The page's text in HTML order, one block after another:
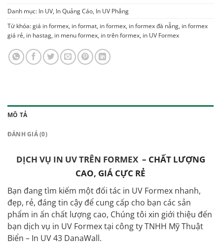
Danh mục: In UV, In Quảng Cáo, In UV Phẳng
Từ khóa:giá in formex, in format, in formex, in formex đà nẵng, in formex
giá rẻ, in hastag, in menu formex, in trên formex, in UV Formex
MÔ TẢ
ĐÁNH GIÁ (0)
DỊCH VỤ IN UV TRÊN FORMEX – CHẤT LƯỢNG
CAO, GIÁ CỰC RẺ
Bạn đang tìm kiếm một đối tác in UV Formex nhanh,
đẹp, rẻ, đáng tin cậy để cung cấp cho bạn các sản
phẩm in ấn chất lượng cao, Chúng tôi xin giới thiệu đến
bạn dịch vụ in UV Formex tại công ty TNHH Mỹ Thuật
Biển – In UV 43 DanaWall.